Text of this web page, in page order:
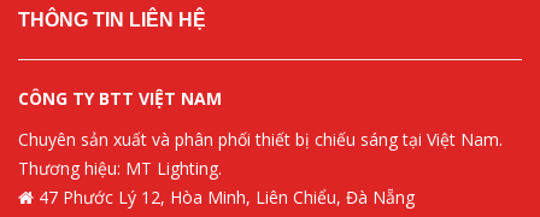
THÔNG TIN LIÊN HỆ
CÔNG TY BTT VIỆT NAM
Chuyên sản xuất và phân phối thiết bị chiếu sáng tại Việt Nam.
Thương hiệu: MT Lighting.
47 Phước Lý 12, Hòa Minh, Liên Chiểu, Đà Nẵng